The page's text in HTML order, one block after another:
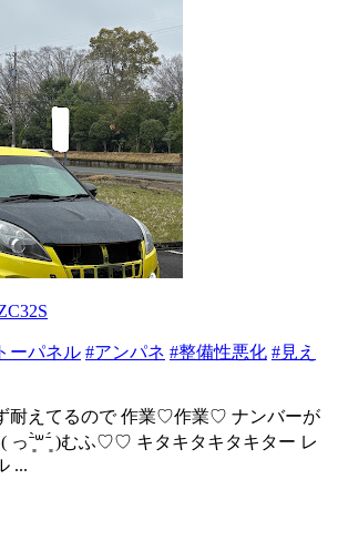
ーパネル #アンパネ #整備性悪化 #見え
耐えてるので 作業♡作業♡ ナンバーが
っˉ͈̀꒳ˉ͈́ )むふ♡♡ キタキタキタキター レ
...